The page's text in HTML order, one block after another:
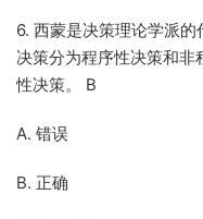
6. 西蒙是决策理论学派
决策分为程序性决策和非
性决策。 B
A. 错误
B. 正确